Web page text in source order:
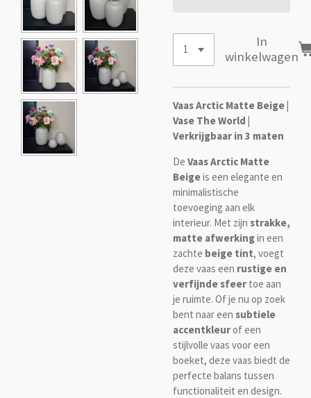
In
winkelwagen
Vaas Arctic Matte Beige |
Vase The World |
Verkrijgbaar in 3 maten
De Vaas Arctic Matte
Beigeis een elegante en
minimalistische
toevoeging aan elk
interieur. Met zijn strakke,
matte afwerkingin een
zachte beige tint, voegt
deze vaas een rustige en
verfijnde sfeer toe aan
je ruimte. Of je nu op zoek
bent naar een subtiele
accentkleurof een
stijlvolle vaas voor een
boeket, deze vaas biedt de
perfecte balans tussen
functionaliteit en design.